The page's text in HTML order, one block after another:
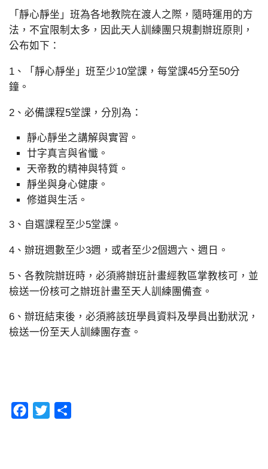
「靜心靜坐」班為各地教院在渡人之際，隨時運用的方
法，不宜限制太多，因此天人訓練團只規劃辦班原則，
公布如下：
1、「靜心靜坐」班至少10堂課，每堂課45分至50分
鐘。
2、必備課程5堂課，分別為：
靜心靜坐之講解與實習。
廿字真言與省懺。
天帝教的精神與特質。
靜坐與身心健康。
修道與生活。
3、自選課程至少5堂課。
4、辦班週數至少3週，或者至少2個週六、週日。
5、各教院辦班時，必須將辦班計畫經教區掌教核可，並
檢送一份核可之辦班計畫至天人訓練團備查。
6、辦班結束後，必須將該班學員資料及學員出勤狀況，
檢送一份至天人訓練團存查。
Facebook
Twitter